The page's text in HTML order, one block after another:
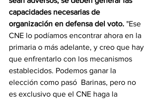
capacidades necesarias de
organización en defensa del voto. "Ese
CNE lo podíamos encontrar ahora en la
primaria o más adelante, y creo que hay
que enfrentarlo con los mecanismos
establecidos. Podemos ganar la
elección como pasó  Barinas, pero no
es exclusivo que el CNE haga la